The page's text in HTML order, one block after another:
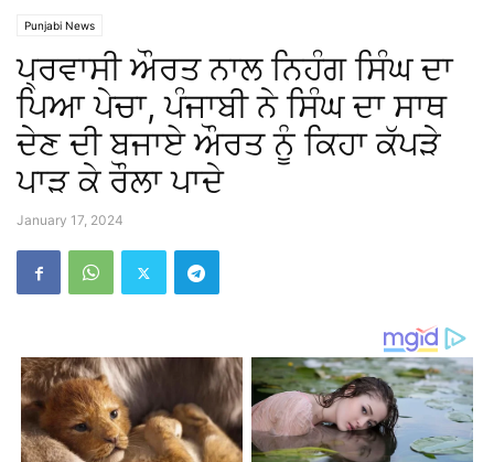
Punjabi News
ਪ੍ਰਵਾਸੀ ਔਰਤ ਨਾਲ ਨਿਹੰਗ ਸਿੰਘ ਦਾ
ਪਿਆ ਪੇਚਾ, ਪੰਜਾਬੀ ਨੇ ਸਿੰਘ ਦਾ ਸਾਥ
ਦੇਣ ਦੀ ਬਜਾਏ ਔਰਤ ਨੂੰ ਕਿਹਾ ਕੱਪੜੇ
ਪਾੜ ਕੇ ਰੌਲਾ ਪਾਦੇ
January 17, 2024